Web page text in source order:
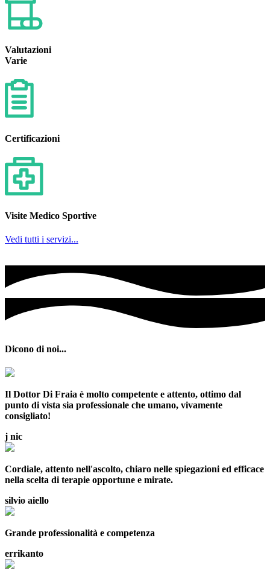
Valutazioni
Varie
Certificazioni
Visite Medico Sportive
Vedi tutti i servizi...
Dicono di noi...
Il Dottor Di Fraia è molto competente e attento, ottimo dal
punto di vista sia professionale che umano, vivamente
consigliato!
j nic
Cordiale, attento nell'ascolto, chiaro nelle spiegazioni ed efficace
nella scelta di terapie opportune e mirate.
silvio aiello
Grande professionalità e competenza
errikanto